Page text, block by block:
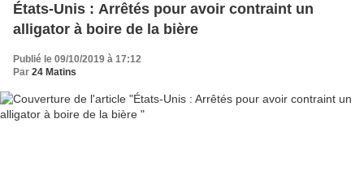
États-Unis : Arrêtés pour avoir contraint un
alligator à boire de la bière
Publié le 09/10/2019 à 17:12
Par 24 Matins